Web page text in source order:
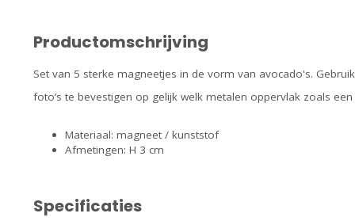
Productomschrijving
Set van 5 sterke magneetjes in de vorm van avocado's.
foto’s te bevestigen op gelijk welk metalen oppervlak zoals
Materiaal: magneet / kunststof
Afmetingen: H 3 cm
Specificaties